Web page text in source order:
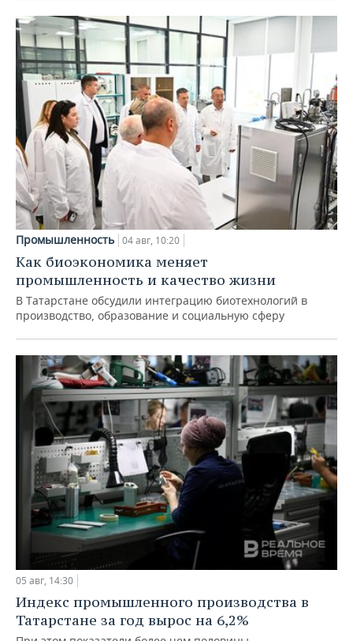
Промышленность 04 авг, 10:20
Как биоэкономика меняет
промышленность и качество жизни
В Татарстане обсудили интеграцию биотехнологий в
производство, образование и социальную сферу
05 авг, 14:30
Индекс промышленного производства в
Татарстане за год вырос на 6,2%